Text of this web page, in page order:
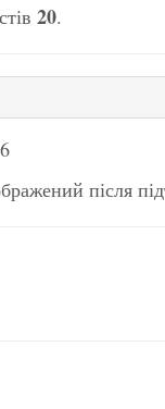
20.
після